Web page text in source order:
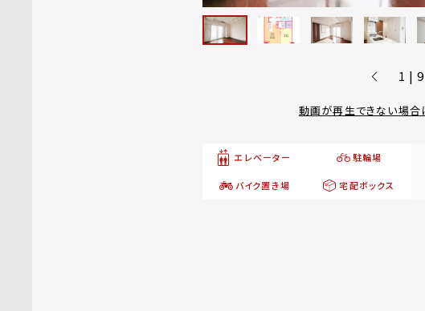
1 | 9
動画が再生できない場合
エレベーター 駐輪場
バイク置き場 宅配ボックス